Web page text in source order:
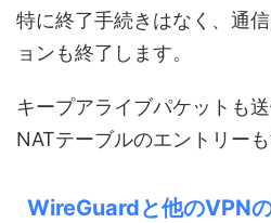
特に終了手続きはなく、通
ョンも終了します。
キープアライブパケットも
NATテーブルのエントリーも
WireGuardと他のVPN